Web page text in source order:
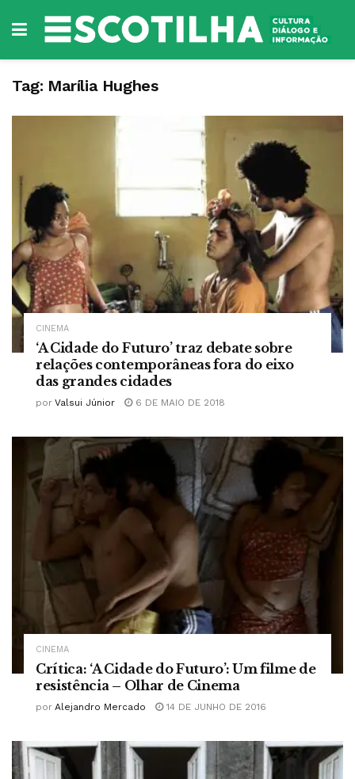
Tag: Marília Hughes
CINEMA
‘A Cidade do Futuro’ traz debate sobre
relações contemporâneas fora do eixo
das grandes cidades
por Valsui Júnior 6 DE MAIO DE 2018
CINEMA
Crítica: ‘A Cidade do Futuro’: Um filme de
resistência – Olhar de Cinema
por Alejandro Mercado 14 DE JUNHO DE 2016